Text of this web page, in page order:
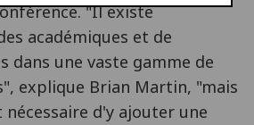
"Il existe
académiques et de
dans une vaste gamme de
explique Brian Martin, "mais
d'y ajouter une